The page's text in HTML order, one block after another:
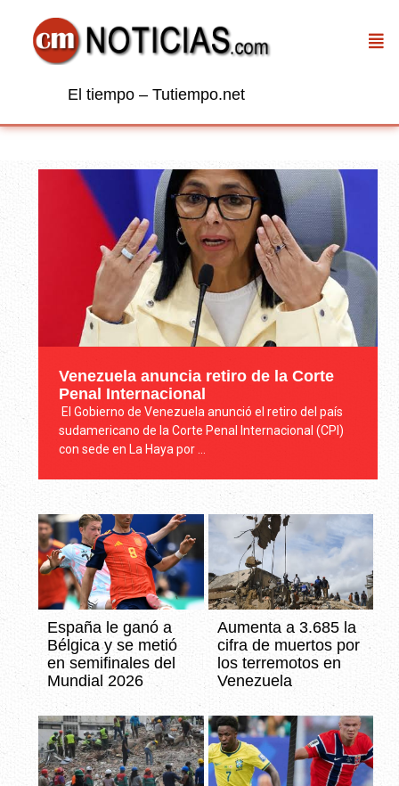
El tiempo – Tutiempo.net
Venezuela anuncia retiro de la Corte
Penal Internacional
El Gobierno de Venezuela anunció el retiro del país
sudamericano de la Corte Penal Internacional (CPI)
con sede en La Haya por …
España le ganó a
Bélgica y se metió
en semifinales del
Mundial 2026
Aumenta a 3.685 la
cifra de muertos por
los terremotos en
Venezuela